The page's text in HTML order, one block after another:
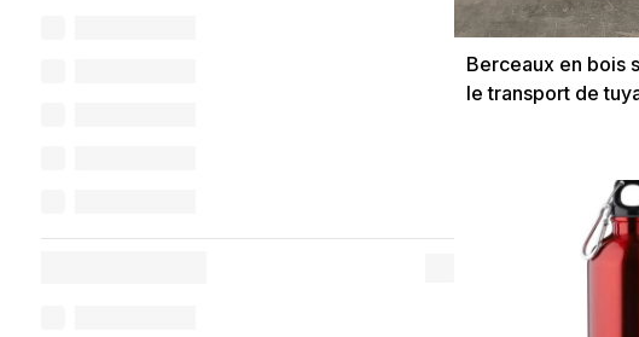
Berceaux en bois
le transport de